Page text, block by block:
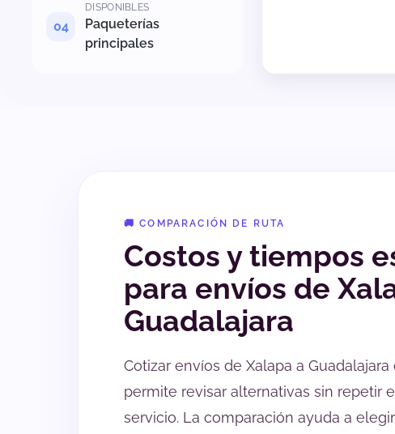
DISPONIBLES
Paqueterías
principales
🚚 COMPARACIÓN DE RUTA
Costos y tiempos
para envíos de
Guadalajara
Cotizar envíos de Xalapa a
permite revisar alternativas sin repetir
servicio. La comparación ayuda a